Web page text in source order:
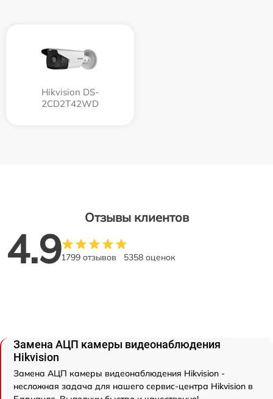
Hikvision DS-
2CD2T42WD
Отзывы клиентов
4.91799 отзывов 5358 оценок
Замена АЦП камеры видеонаблюдения
Hikvision
Замена АЦП камеры видеонаблюдения Hikvision -
несложная задача для нашего сервис-центра Hikvision в